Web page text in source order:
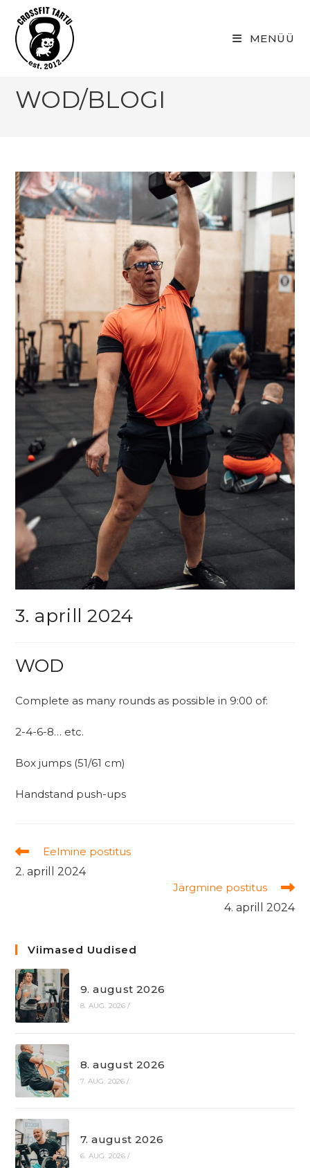
content
MENÜÜ
WOD/BLOGI
3. aprill 2024
WOD
Complete as many rounds as possible in 9:00 of:
2-4-6-8… etc.
Box jumps (51/61 cm)
Handstand push-ups
Read
articles
Eelmine postitus
2. aprill 2024
Järgmine postitus
4. aprill 2024
Viimased Uudised
9. august 2026
8. AUG. 2026 /
8. august 2026
7. AUG. 2026 /
7. august 2026
6. AUG. 2026 /